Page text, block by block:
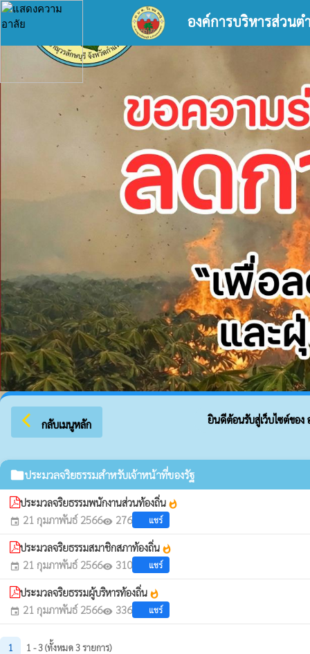
องค์การบริหารส่วน
arrow_back_ios กลับเมนูหลัก ยินดีต้อนรับสู่เว็บไซต์ของ
folderประมวลจริยธรรมสำหรับเจ้าหน้าที่ของรัฐ
ประมวลจริยธรรมพนักงานส่วนท้องถิ่น whatshot
event 21 กุมภาพันธ์ 2566visibility 276 แชร์
ประมวลจริยธรรมสมาชิกสภาท้องถิ่น whatshot
event 21 กุมภาพันธ์ 2566visibility 310 แชร์
ประมวลจริยธรรมผู้บริหารท้องถิ่น whatshot
event 21 กุมภาพันธ์ 2566visibility 336 แชร์
1 1 - 3 (ทั้งหมด 3 รายการ)